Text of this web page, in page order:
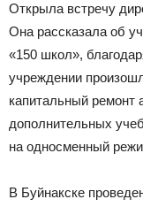
Открыла встречу
Она рассказала об
«150 школ»,
учреждении
капитальный ремонт
дополнительных
на односменный
В Буйнакске